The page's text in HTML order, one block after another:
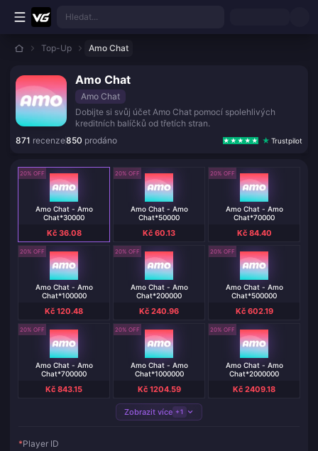
Přejít k hlavnímu obsahu
Hledat...
Top-Up Amo Chat
Amo Chat
Amo Chat
Dobijte si svůj účet Amo Chat pomocí spolehlivých
kreditních balíčků od třetích stran.
871 recenze850 prodáno Trustpilot
20% OFF
Amo Chat - Amo
Chat*30000
Kč 36.08
20% OFF
Amo Chat - Amo
Chat*50000
Kč 60.13
20% OFF
Amo Chat - Amo
Chat*70000
Kč 84.40
20% OFF
Amo Chat - Amo
Chat*100000
Kč 120.48
20% OFF
Amo Chat - Amo
Chat*200000
Kč 240.96
20% OFF
Amo Chat - Amo
Chat*500000
Kč 602.19
20% OFF
Amo Chat - Amo
Chat*700000
Kč 843.15
20% OFF
Amo Chat - Amo
Chat*1000000
Kč 1204.59
20% OFF
Amo Chat - Amo
Chat*2000000
Kč 2409.18
Zobrazit více +1
*Player ID